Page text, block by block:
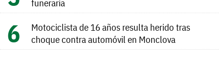
funeraria
Motociclista de 16 años resulta herido tras
choque contra automóvil en Monclova